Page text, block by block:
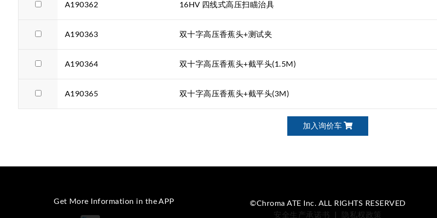
A190362 16HV 四线式高压扫瞄治具
A190363 双十字高压香蕉头+测试夹
A190364 双十字高压香蕉头+截平头(1.5M)
A190365 双十字高压香蕉头+截平头(3M)
加入询价车
Get More Information in the APP
©Chroma ATE Inc. ALL RIGHTS RESERVED
安全生产承诺书
隐私权政策